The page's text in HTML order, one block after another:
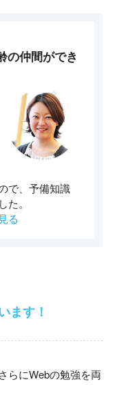
の仲間ができ
で、予備知識
。
る
ます！
らにWebの勉強を両